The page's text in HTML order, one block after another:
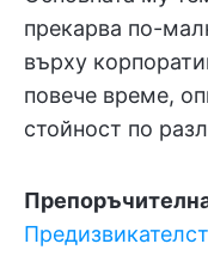
прекарва по-
върху
повече време,
стойност по